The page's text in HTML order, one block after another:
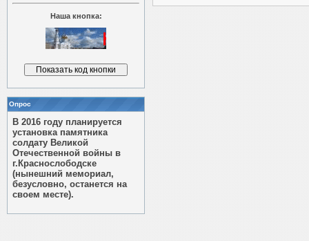
Наша кнопка:
Опрос
В 2016 году планируется
установка памятника
солдату Великой
Отечественной войны в
г.Краснослободске
(нынешний мемориал,
безусловно, останется на
своем месте).